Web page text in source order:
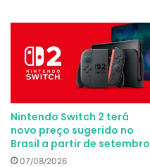
Nintendo Switch 2 terá
novo preço sugerido no
Brasil a partir de setembro
07/08/2026